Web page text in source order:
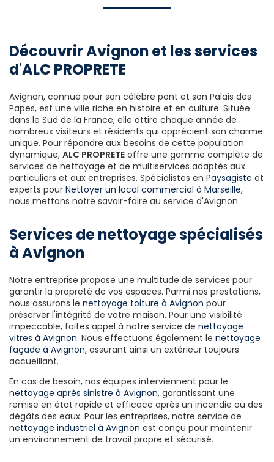
Découvrir Avignon et les services
d'ALC PROPRETE
Avignon, connue pour son célèbre pont et son Palais des
Papes, est une ville riche en histoire et en culture. Située
dans le Sud de la France, elle attire chaque année de
nombreux visiteurs et résidents qui apprécient son charme
unique. Pour répondre aux besoins de cette population
dynamique, ALC PROPRETE offre une gamme complète de
services de nettoyage et de multiservices adaptés aux
particuliers et aux entreprises. Spécialistes en Paysagiste et
experts pour Nettoyer un local commercial à Marseille,
nous mettons notre savoir-faire au service d'Avignon.
Services de nettoyage spécialisés
à Avignon
Notre entreprise propose une multitude de services pour
garantir la propreté de vos espaces. Parmi nos prestations,
nous assurons le nettoyage toiture à Avignon pour
préserver l'intégrité de votre maison. Pour une visibilité
impeccable, faites appel à notre service de nettoyage
vitres à Avignon. Nous effectuons également le nettoyage
façade à Avignon, assurant ainsi un extérieur toujours
accueillant.
En cas de besoin, nos équipes interviennent pour le
nettoyage après sinistre à Avignon, garantissant une
remise en état rapide et efficace après un incendie ou des
dégâts des eaux. Pour les entreprises, notre service de
nettoyage industriel à Avignon est conçu pour maintenir
un environnement de travail propre et sécurisé.